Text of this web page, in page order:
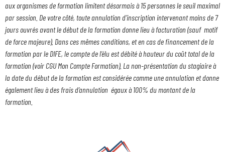
aux organismes de formation limitent désormais à 15 personnes le seuil maximal
par session. De votre côté, toute annulation d’inscription intervenant moins de 7
jours ouvrés avant le début de la formation donne lieu à facturation (sauf motif
de force majeure). Dans ces mêmes conditions, et en cas de financement de la
formation par le DIFE, le compte de l’élu est débité à hauteur du coût total de la
formation (voir CGU Mon Compte Formation). La non-présentation du stagiaire à
la date du début de la formation est considérée comme une annulation et donne
également lieu à des frais d’annulation égaux à 100% du montant de la
formation.